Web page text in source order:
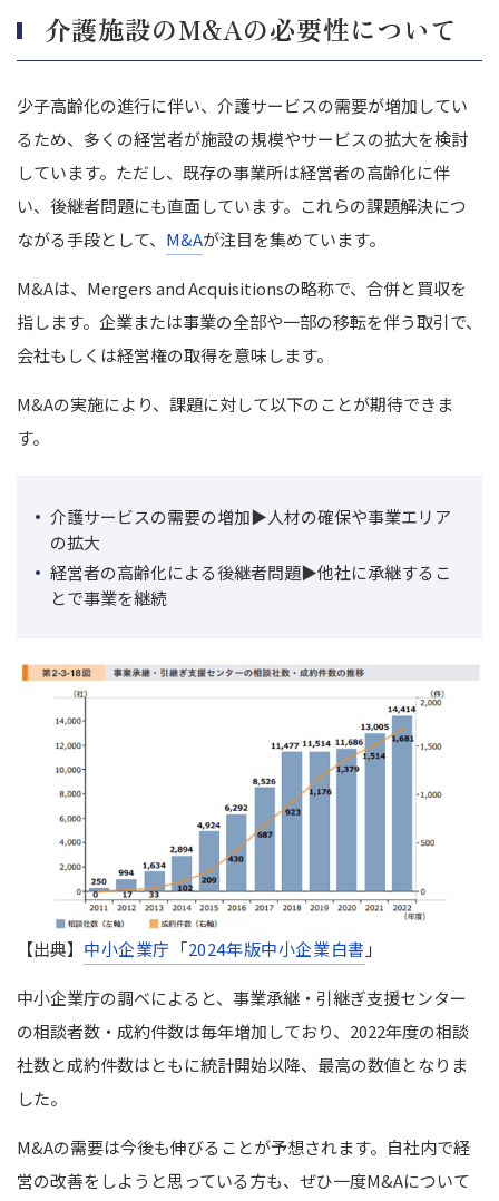
介護施設のM&Aの必要性について
少子高齢化の進行に伴い、介護サービスの需要が増加してい
るため、多くの経営者が施設の規模やサービスの拡大を検討
しています。ただし、既存の事業所は経営者の高齢化に伴
い、後継者問題にも直面しています。これらの課題解決につ
ながる手段として、 M&Aが注目を集めています。
M&Aは、Mergers and Acquisitionsの略称で、合併と買収を
指します。企業または事業の全部や一部の移転を伴う取引で、
会社もしくは経営権の取得を意味します。
M&Aの実施により、課題に対して以下のことが期待できま
す。
介護サービスの需要の増加▶人材の確保や事業エリア
の拡大
経営者の高齢化による後継者問題▶他社に承継するこ
とで事業を継続
【出典】 中小企業庁「2024年版中小企業白書 」
中小企業庁の調べによると、事業承継・引継ぎ支援センター
の相談者数・成約件数は毎年増加しており、2022年度の相談
社数と成約件数はともに統計開始以降、最高の数値となりま
した。
M&Aの需要は今後も伸びることが予想されます。自社内で経
営の改善をしようと思っている方も、ぜひ一度M&Aについて